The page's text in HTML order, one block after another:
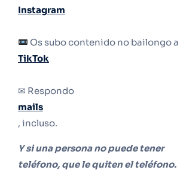
Instagram
Os subo contenido no bailongo a
TikTok
✉ Respondo
mails
, incluso.
Y si una persona no puede tener
teléfono, que le quiten el teléfono.